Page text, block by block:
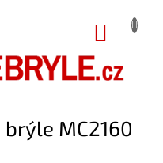
brýle MC2160